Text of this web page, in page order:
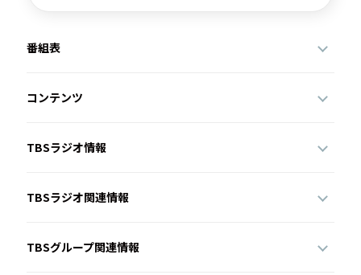
番組表
コンテンツ
TBSラジオ情報
TBSラジオ関連情報
TBSグループ関連情報